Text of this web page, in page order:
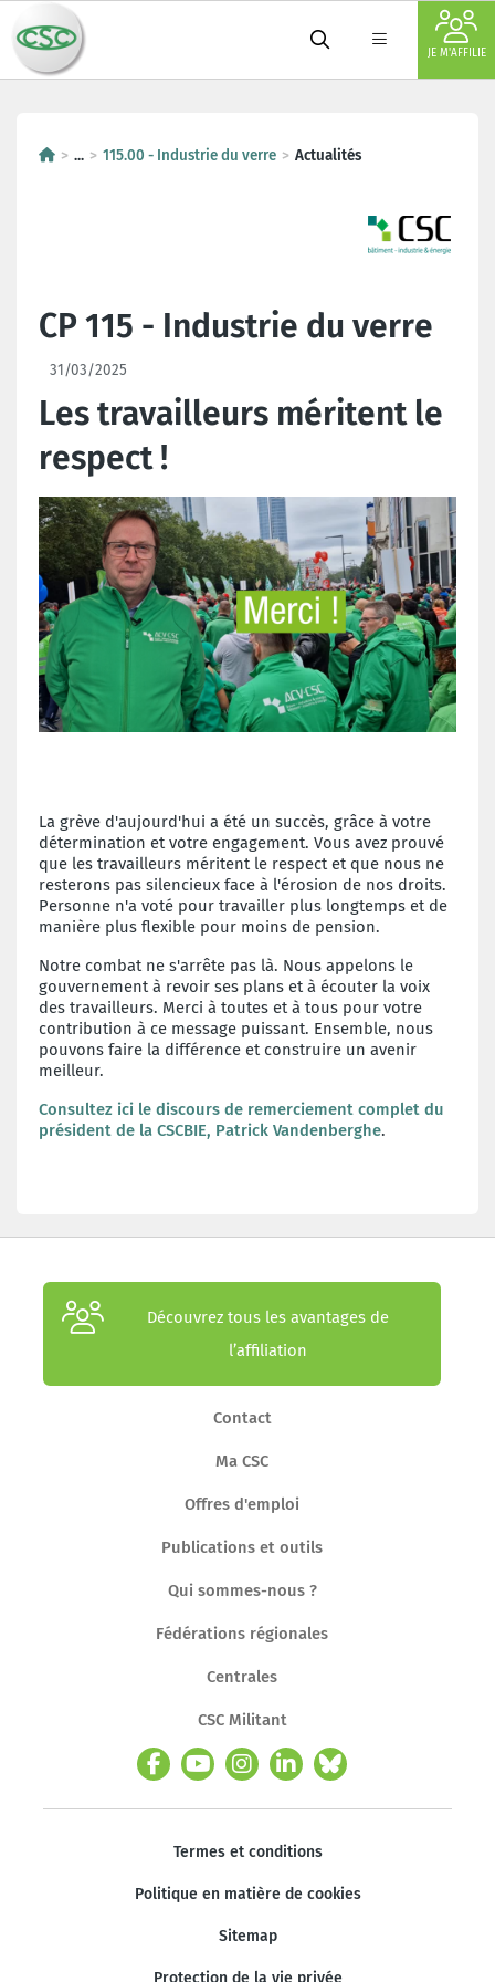
JE M'AFFILIE
... 115.00 - Industrie du verre Actualités
CP 115 - Industrie du verre
31/03/2025
Les travailleurs méritent le
respect !
La grève d'aujourd'hui a été un succès, grâce à votre
détermination et votre engagement. Vous avez prouvé
que les travailleurs méritent le respect et que nous ne
resterons pas silencieux face à l'érosion de nos droits.
Personne n'a voté pour travailler plus longtemps et de
manière plus flexible pour moins de pension.
Notre combat ne s'arrête pas là. Nous appelons le
gouvernement à revoir ses plans et à écouter la voix
des travailleurs. Merci à toutes et à tous pour votre
contribution à ce message puissant. Ensemble, nous
pouvons faire la différence et construire un avenir
meilleur.
Consultez ici le discours de remerciement complet du
président de la CSCBIE, Patrick Vandenberghe.
Découvrez tous les avantages de
l’affiliation
Contact
Ma CSC
Offres d'emploi
Publications et outils
Qui sommes-nous ?
Fédérations régionales
Centrales
CSC Militant
Termes et conditions
Politique en matière de cookies
Sitemap
Protection de la vie privée